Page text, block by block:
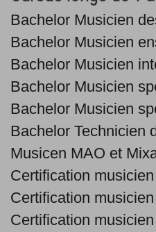
Bachelor Musicien
Bachelor Musicien
Bachelor Musicien
Bachelor Musicien
Bachelor Musicien
Bachelor Technicien
Musicen MAO et
Certification
Certification
Certification